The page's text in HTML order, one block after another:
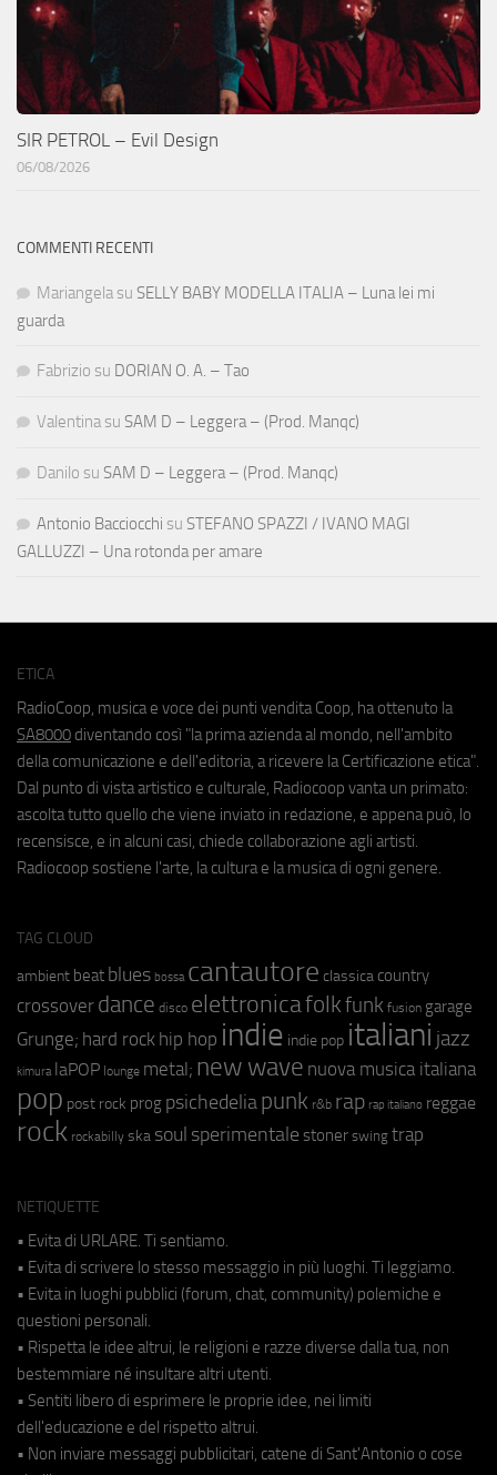
SIR PETROL – Evil Design
06/08/2026
COMMENTI RECENTI
Mariangela su SELLY BABY MODELLA ITALIA – Luna lei mi
guarda
Fabrizio su DORIAN O. A. – Tao
Valentina su SAM D – Leggera – (Prod. Manqc)
Danilo su SAM D – Leggera – (Prod. Manqc)
Antonio Bacciocchi su STEFANO SPAZZI / IVANO MAGI
GALLUZZI – Una rotonda per amare
ETICA
RadioCoop, musica e voce dei punti vendita Coop, ha ottenuto la
SA8000 diventando così "la prima azienda al mondo, nell'ambito
della comunicazione e dell'editoria, a ricevere la Certificazione etica".
Dal punto di vista artistico e culturale, Radiocoop vanta un primato:
ascolta tutto quello che viene inviato in redazione, e appena può, lo
recensisce, e in alcuni casi, chiede collaborazione agli artisti.
Radiocoop sostiene l'arte, la cultura e la musica di ogni genere.
TAG CLOUD
ambient beat blues bossa cantautore classica country
crossover dance disco elettronicafolkfunk fusion garage
Grunge; hard rock hip hop indie indie pop italiani jazz
kimura laPOP lounge metal; new wave nuova musica italiana
pop post rock prog psichedeliapunk r&b rap rap italiano reggae
rock rockabilly ska soul sperimentale stoner swing trap
NETIQUETTE
• Evita di URLARE. Ti sentiamo.
• Evita di scrivere lo stesso messaggio in più luoghi. Ti leggiamo.
• Evita in luoghi pubblici (forum, chat, community) polemiche e
questioni personali.
• Rispetta le idee altrui, le religioni e razze diverse dalla tua, non
bestemmiare né insultare altri utenti.
• Sentiti libero di esprimere le proprie idee, nei limiti
dell'educazione e del rispetto altrui.
• Non inviare messaggi pubblicitari, catene di Sant'Antonio o cose